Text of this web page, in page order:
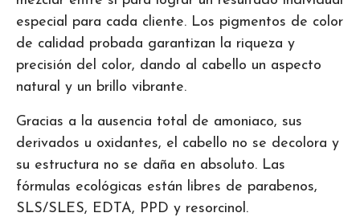
especial para cada cliente. Los pigmentos de color
de calidad probada garantizan la riqueza y
precisión del color, dando al cabello un aspecto
natural y un brillo vibrante.
Gracias a la ausencia total de amoniaco, sus
derivados u oxidantes, el cabello no se decolora y
su estructura no se daña en absoluto. Las
fórmulas ecológicas están libres de parabenos,
SLS/SLES, EDTA, PPD y resorcinol.